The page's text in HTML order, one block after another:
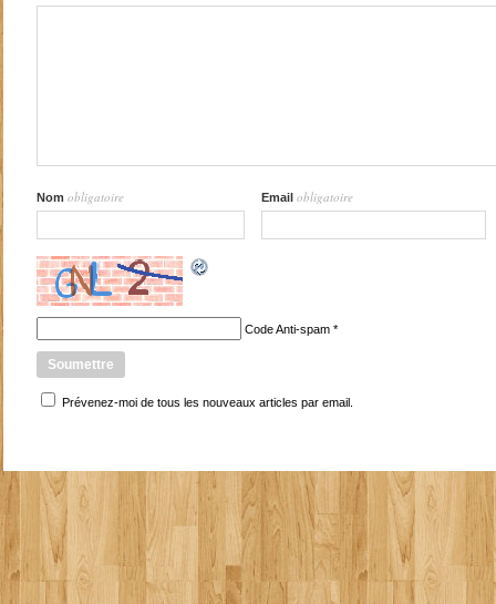
Nom obligatoire Email obligatoire
Code Anti-spam*
Prévenez-moi de tous les nouveaux articles par email.